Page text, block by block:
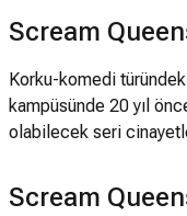
Scream
Korku-komedi
kampüsünde 20 yıl
olabilecek seri
Scream